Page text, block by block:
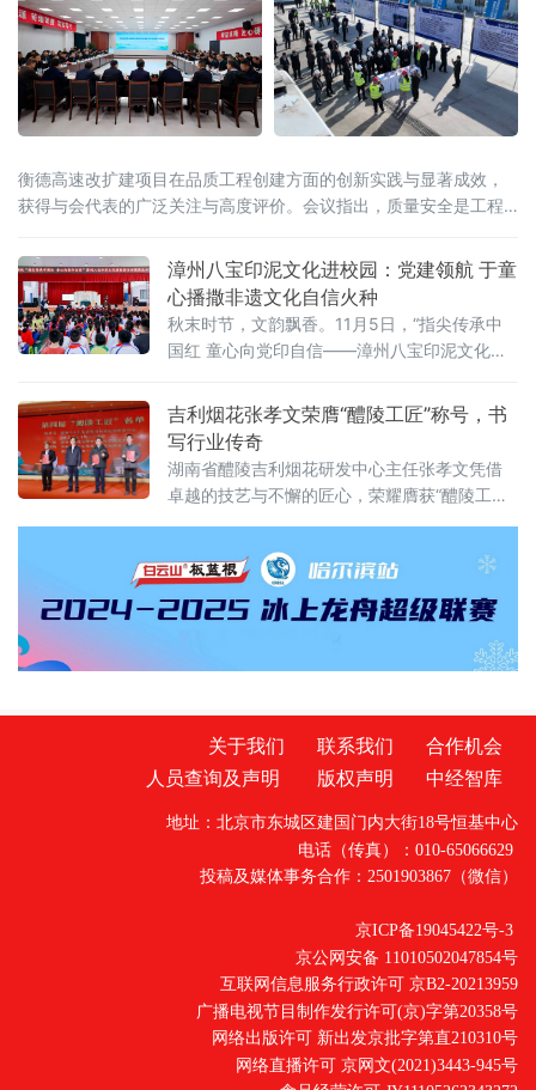
户以上自然村通硬化路工程是当地完善乡村路
网、惠及群众出行的重点基础设施项目
衡德高速改扩建项目在品质工程创建方面的创新实践与显著成效，
获得与会代表的广泛关注与高度评价。会议指出，质量安全是工程
重要性，
漳州八宝印泥文化进校园：党建领航 于童
心播撒非遗文化自信火种
秋末时节，文韵飘香。11月5日，“指尖传承中
国红 童心向党印自信——漳州八宝印泥文化进
学隆重举行，为“党建引领青少年儿童文化自信
品牌系列活动”再添浓墨重彩的一笔。一方朱红
印记，百年匠心传承，在菁菁校园烙下鲜明的
文化印章。作为享誉三百余年的“非遗瑰宝”，漳
州八宝印泥以其独特的文化底蕴与工艺价值，
吉利烟花张孝文荣膺“醴陵工匠”称号，书
写行业传奇
湖南省醴陵吉利烟花研发中心主任张孝文凭借
卓越的技艺与不懈的匠心，荣耀膺获“醴陵工
总工会、市人力资源和社会保障局、共青团醴
陵市委员会、醴陵市妇女联合会联合发起，秉
持着公平、公正、公开的原
关于我们 联系我们
合作机会
人员查询及声明
版权声明 中经智库
地址：北京市东城区建国门内大街18号恒基中心
电话（传真）：010-65066629
投稿及媒体事务合作：2501903867（微信）
京ICP备19045422号-3
京公网安备 11010502047854号
互联网信息服务行政许可 京B2-20213959
广播电视节目制作发行许可(京)字第20358号
网络出版许可 新出发京批字第直210310号
网络直播许可 京网文(2021)3443-945号